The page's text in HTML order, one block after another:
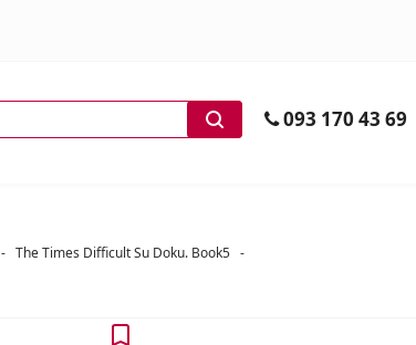
093 170 43 69
- The Times Difficult Su Doku. Book5 -